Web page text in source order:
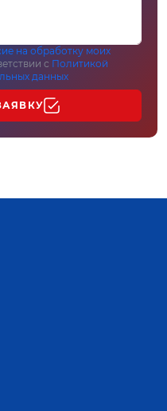
на обработку моих
с Политикой
данных